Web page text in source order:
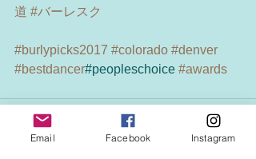
道 #バーレスク
#burlypicks2017 #colorado #denver
#bestdancer#peopleschoice #awards
Email Facebook Instagram